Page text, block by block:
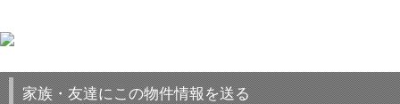
家族・友達にこの物件情報を送る